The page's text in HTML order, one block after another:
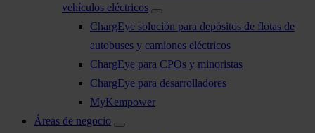
vehículos eléctricos
ChargEye solución para depósitos de flotas de
autobuses y camiones eléctricos
ChargEye para CPOs y minoristas
ChargEye para desarrolladores
MyKempower
Áreas de negocio